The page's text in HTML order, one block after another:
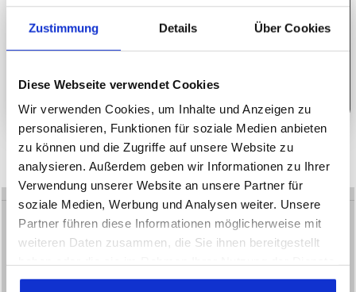
Zustimmung Details Über Cookies
Diese Webseite verwendet Cookies
Wir verwenden Cookies, um Inhalte und Anzeigen zu
personalisieren, Funktionen für soziale Medien anbieten
zu können und die Zugriffe auf unsere Website zu
analysieren. Außerdem geben wir Informationen zu Ihrer
Verwendung unserer Website an unsere Partner für
soziale Medien, Werbung und Analysen weiter. Unsere
Partner führen diese Informationen möglicherweise mit
weiteren Daten zusammen, die Sie ihnen bereitgestellt
gesammelt haben.
Können wir Ihnen helfen?
GEORG BRITSCH